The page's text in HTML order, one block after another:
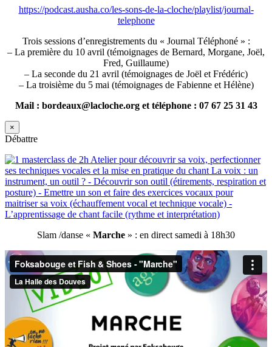
https://podcast.ausha.co/les-sons-de-la-cloche/playlist/journal-
telephone
Trois sessions d’enregistrements du « Journal Téléphoné » :
– La première du 10 avril (témoignages de Bernard, Morgane, Joël,
Fred, Guillaume)
– La seconde du 21 avril (témoignages de Joël et Frédéric)
– La troisième du 5 mai (témoignages de Fabienne et Hélène)
Mail : bordeaux@lacloche.org et téléphone : 07 67 25 31 43
×
Débattre
Slam /danse « Marche » : en direct samedi à 18h30